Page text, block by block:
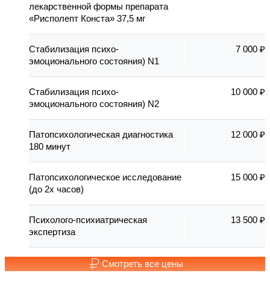
лекарственной формы препарата
«Рисполепт Конста» 37,5 мг
Стабилизация психо-
эмоционального состояния) N1
7 000 ₽
Стабилизация психо-
эмоционального состояния) N2
10 000 ₽
Патопсихологическая диагностика
180 минут
12 000 ₽
Патопсихологическое исследование
(до 2х часов)
15 000 ₽
Психолого-психиатрическая
экспертиза
13 500 ₽
Смотреть все цены